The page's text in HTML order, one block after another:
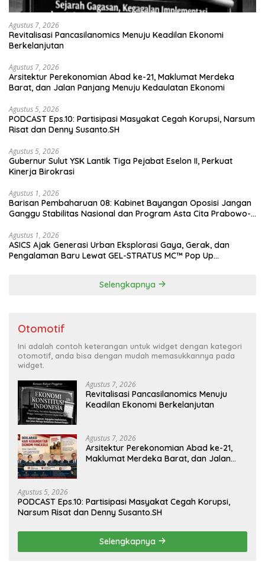
Agustus 7, 2026
Revitalisasi Pancasilanomics Menuju Keadilan Ekonomi
Berkelanjutan
Agustus 7, 2026
Arsitektur Perekonomian Abad ke-21, Maklumat Merdeka
Barat, dan Jalan Panjang Menuju Kedaulatan Ekonomi
Agustus 5, 2026
PODCAST Eps.10: Partisipasi Masyakat Cegah Korupsi, Narsum
Risat dan Denny Susanto.SH
Agustus 5, 2026
Gubernur Sulut YSK Lantik Tiga Pejabat Eselon II, Perkuat
Kinerja Birokrasi
Agustus 1, 2026
Barisan Pembaharuan 08: Kabinet Bayangan Oposisi Jangan
Ganggu Stabilitas Nasional dan Program Asta Cita Prabowo-
Agustus 1, 2026
ASICS Ajak Generasi Urban Eksplorasi Gaya, Gerak, dan
Pengalaman Baru Lewat GEL-STRATUS MC™ Pop Up
Selengkapnya
Otomotif
Ini adalah contoh keterangan untuk widget dengan kategori
otomotif, anda bisa dengan mudah memasukkannya pada
widget.
Agustus 7, 2026
Revitalisasi Pancasilanomics Menuju
Keadilan Ekonomi Berkelanjutan
Agustus 7, 2026
Arsitektur Perekonomian Abad ke-21,
Maklumat Merdeka Barat, dan Jalan
Agustus 5, 2026
PODCAST Eps.10: Partisipasi Masyakat Cegah Korupsi,
Narsum Risat dan Denny Susanto.SH
Selengkapnya